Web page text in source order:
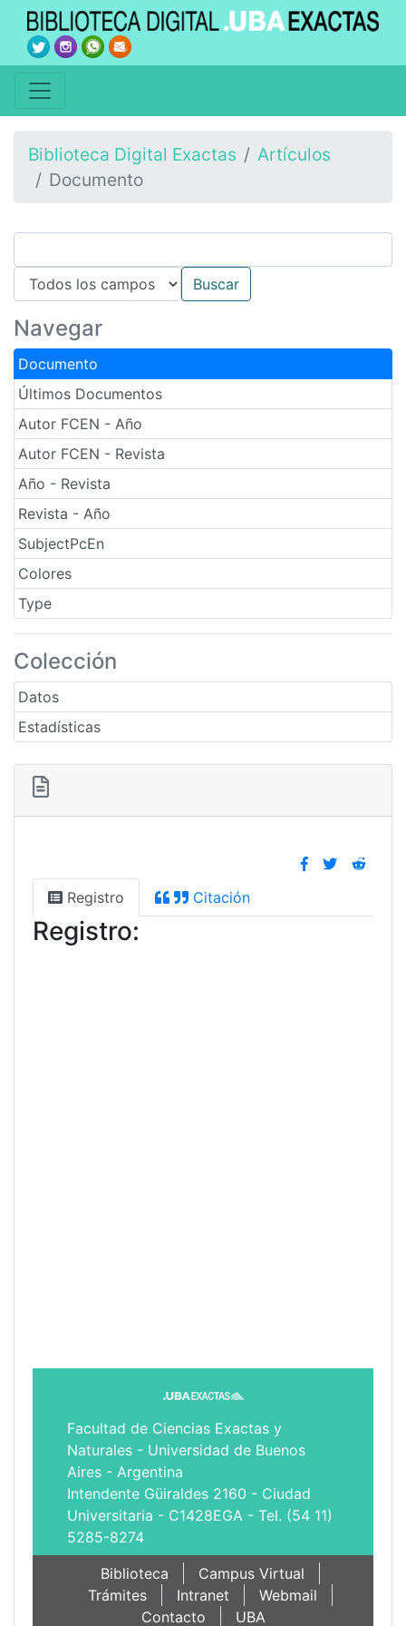
Biblioteca Digital Exactas
Artículos
Documento
Navegar
Documento
Últimos Documentos
Autor FCEN - Año
Autor FCEN - Revista
Año - Revista
Revista - Año
SubjectPcEn
Colores
Type
Colección
Datos
Estadísticas
Registro Citación
Registro:
Facultad de Ciencias Exactas y
Naturales - Universidad de Buenos
Aires - Argentina
Intendente Güiraldes 2160 - Ciudad
Universitaria - C1428EGA - Tel. (54 11)
5285-8274
Biblioteca
Campus Virtual
Trámites
Intranet
Webmail
Contacto
UBA